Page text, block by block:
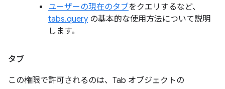
ユーザーの現在のタブをクエリするなど、
tabs.query の基本的な使用方法について説明
します。
タブ
この権限で許可されるのは、Tab オブジェクトの